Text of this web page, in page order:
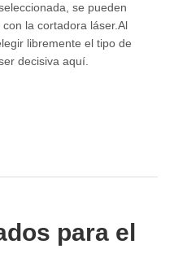
se pueden
la cortadora láser.Al
libremente el tipo de
decisiva aquí.
para el